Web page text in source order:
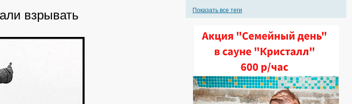
взрывать Показать все теги